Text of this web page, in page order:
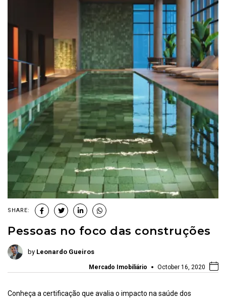
SHARE:
Pessoas no foco das construções
by Leonardo Gueiros
Mercado Imobiliário October 16, 2020
Conheça a certificação que avalia o impacto na saúde dos